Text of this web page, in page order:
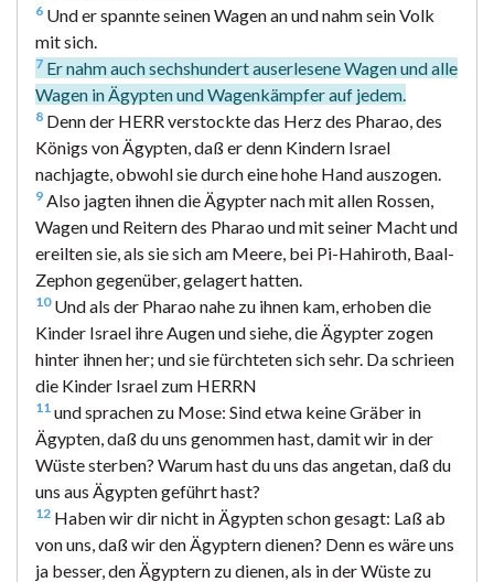
6 Und er spannte seinen Wagen an und nahm sein Volk
mit sich.
7 Er nahm auch sechshundert auserlesene Wagen und alle
Wagen in Ägypten und Wagenkämpfer auf jedem.
8 Denn der HERR verstockte das Herz des Pharao, des
Königs von Ägypten, daß er denn Kindern Israel
nachjagte, obwohl sie durch eine hohe Hand auszogen.
9 Also jagten ihnen die Ägypter nach mit allen Rossen,
Wagen und Reitern des Pharao und mit seiner Macht und
ereilten sie, als sie sich am Meere, bei Pi-Hahiroth, Baal-
Zephon gegenüber, gelagert hatten.
10Und als der Pharao nahe zu ihnen kam, erhoben die
Kinder Israel ihre Augen und siehe, die Ägypter zogen
hinter ihnen her; und sie fürchteten sich sehr. Da schrieen
die Kinder Israel zum HERRN
11 und sprachen zu Mose: Sind etwa keine Gräber in
Ägypten, daß du uns genommen hast, damit wir in der
Wüste sterben? Warum hast du uns das angetan, daß du
uns aus Ägypten geführt hast?
12 Haben wir dir nicht in Ägypten schon gesagt: Laß ab
von uns, daß wir den Ägyptern dienen? Denn es wäre uns
ja besser, den Ägyptern zu dienen, als in der Wüste zu